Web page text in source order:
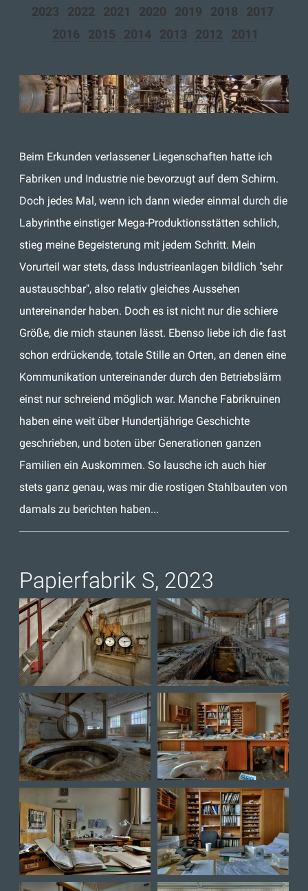
2023 2022 2021 2020 2019 2018
2017
2016
2015 2014 2013 2012 2011
Beim Erkunden verlassener Liegenschaften hatte ich
Fabriken und Industrie nie bevorzugt auf dem Schirm.
Doch jedes Mal, wenn ich dann wieder einmal durch die
Labyrinthe einstiger Mega-Produktionsstätten schlich,
stieg meine Begeisterung mit jedem Schritt. Mein
Vorurteil war stets, dass Industrieanlagen bildlich "sehr
austauschbar", also relativ gleiches Aussehen
untereinander haben. Doch es ist nicht nur die schiere
Größe, die mich staunen lässt. Ebenso liebe ich die fast
schon erdrückende, totale Stille an Orten, an denen eine
Kommunikation untereinander durch den Betriebslärm
einst nur schreiend möglich war. Manche Fabrikruinen
haben eine weit über Hundertjährige Geschichte
geschrieben, und boten über Generationen ganzen
Familien ein Auskommen. So lausche ich auch hier
stets ganz genau, was mir die rostigen Stahlbauten von
damals zu berichten haben...
Papierfabrik S, 2023